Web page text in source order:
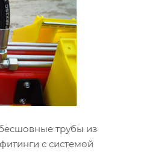
трубы из
с системой